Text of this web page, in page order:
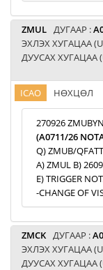
ZMUL ДУГААР :
ЭХЛЭХ ХУГАЦАА
ДУУСАХ ХУГАЦАА
ICAO НӨХЦӨЛ
270926
(A0711/26
Q) ZMUB/
A) ZMUL B)
E) TRIGGER
-CHANGE OF
ZMCK ДУГААР :
ЭХЛЭХ ХУГАЦАА
ДУУСАХ ХУГАЦАА